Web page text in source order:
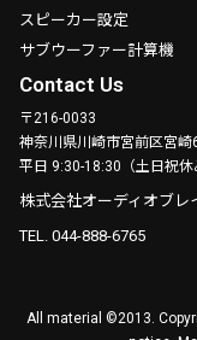
スピーカー設定
サブウーファー計算機
Contact Us
〒216-0033
神奈川県川崎市宮前区宮崎
平日 9:30-18:30（土日祝休
株式会社オーディオブレ
TEL. 044-888-6765
All material ©2013.